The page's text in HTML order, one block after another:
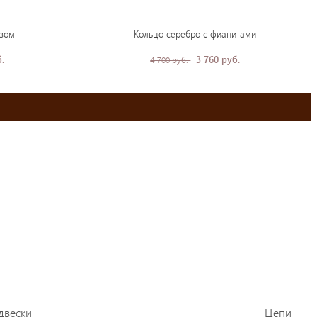
Кольцо серебро с фианитами
4 700 руб. 3 760 руб.
Цепи